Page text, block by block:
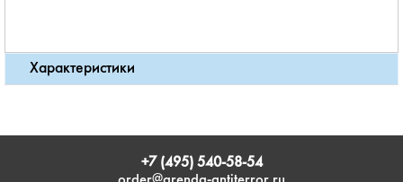
Характеристики
+7 (495) 540-58-54